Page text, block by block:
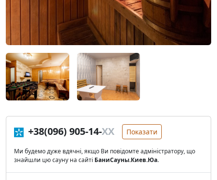
+38(096) 905-14-XX Показати
Ми будемо дуже вдячні, якщо Ви повідомте адміністратору, що
знайшли цю сауну на сайті БаниСауны.Киев.Юа.